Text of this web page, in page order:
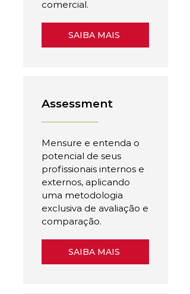
comercial.
SAIBA MAIS
Assessment
Mensure e entenda o
potencial de seus
profissionais internos e
externos, aplicando
uma metodologia
exclusiva de avaliação e
comparação.
SAIBA MAIS